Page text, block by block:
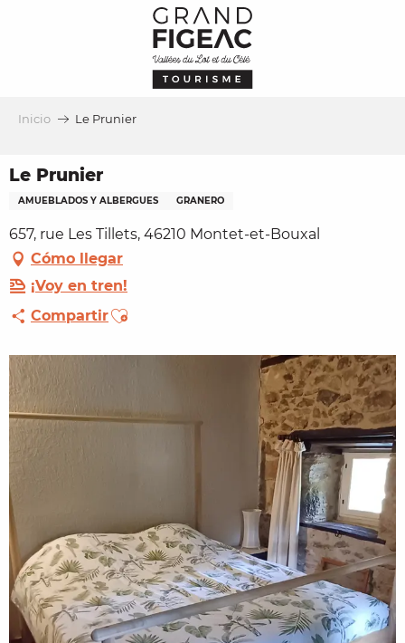
Inicio Le Prunier
Le Prunier
AMUEBLADOS Y ALBERGUES GRANERO
657, rue Les Tillets, 46210 Montet-et-Bouxal
Cómo llegar
¡Voy en tren!
CompartirAjouter aux favoris